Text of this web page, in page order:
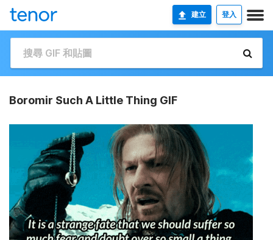
建立 登入
Boromir Such A Little Thing GIF